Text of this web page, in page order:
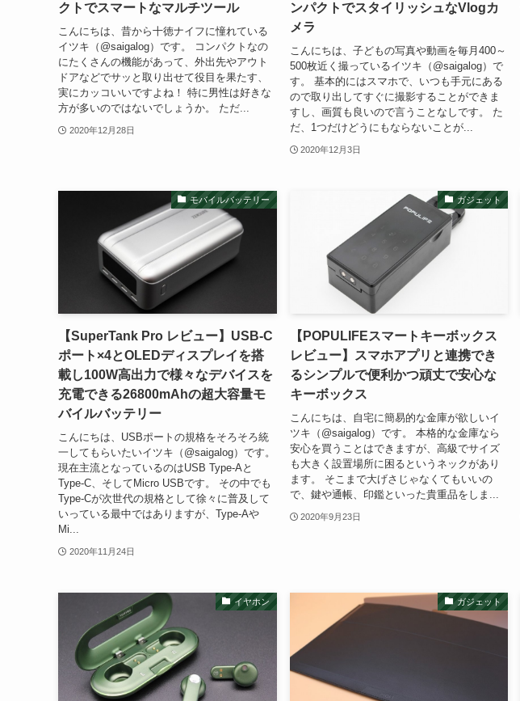
クトでスマートなマルチツール
こんにちは、昔から十徳ナイフに憧れている
イツキ（@saigalog）です。 コンパクトなの
にたくさんの機能があって、外出先やアウト
ドアなどでサッと取り出せて役目を果たす、
実にカッコいいですよね！ 特に男性は好きな
方が多いのではないでしょうか。 ただ...
2020年12月28日
ンパクトでスタイリッシュなVlogカ
メラ
こんにちは、子どもの写真や動画を毎月400～
500枚近く撮っているイツキ（@saigalog）で
す。 基本的にはスマホで、いつも手元にある
ので取り出してすぐに撮影することができま
すし、画質も良いので言うことなしです。 た
だ、1つだけどうにもならないことが...
2020年12月3日
モバイルバッテリー
【SuperTank Pro レビュー】USB-C
ポート×4とOLEDディスプレイを搭
載し100W高出力で様々なデバイスを
充電できる26800mAhの超大容量モ
バイルバッテリー
こんにちは、USBポートの規格をそろそろ統
一してもらいたいイツキ（@saigalog）です。
現在主流となっているのはUSB Type-Aと
Type-C、そしてMicro USBです。 その中でも
Type-Cが次世代の規格として徐々に普及して
いっている最中ではありますが、Type-Aや
Mi...
2020年11月24日
ガジェット
【POPULIFEスマートキーボックス
レビュー】スマホアプリと連携でき
るシンプルで便利かつ頑丈で安心な
キーボックス
こんにちは、自宅に簡易的な金庫が欲しいイ
ツキ（@saigalog）です。 本格的な金庫なら
安心を買うことはできますが、高級でサイズ
も大きく設置場所に困るというネックがあり
ます。 そこまで大げさじゃなくてもいいの
で、鍵や通帳、印鑑といった貴重品をしま...
2020年9月23日
イヤホン ガジェット